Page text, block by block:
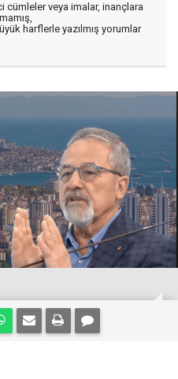
cümleler veya imalar, inançlara
harflerle yazılmış yorumlar